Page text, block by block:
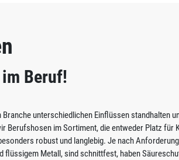
Beruf!
unterschiedlichen Einflüssen standhalten
Berufshosen im Sortiment, die entweder Platz für
robust und langlebig. Je nach
Metall, sind schnittfest, haben